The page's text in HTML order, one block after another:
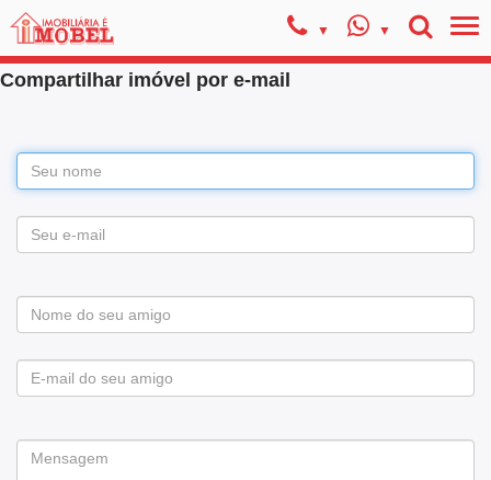
Compartilhar imóvel por e-mail